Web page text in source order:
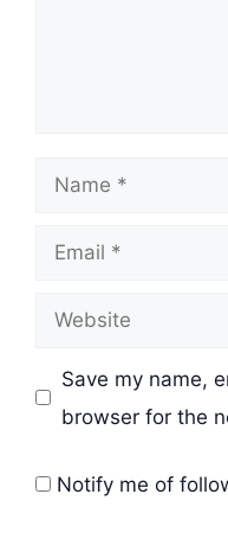
Name
Email
Website
Save my name,
browser for the
Notify me of